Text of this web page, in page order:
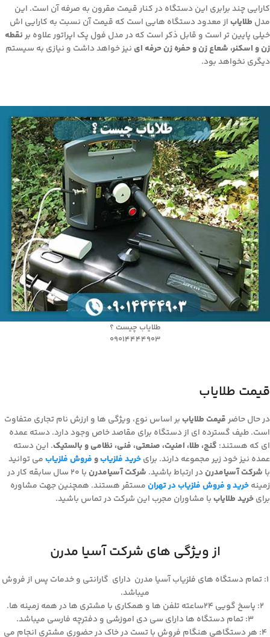
کارایی چند برابری این دستگاه در کنار قیمت مقرون به صرفه آن است. این
مدل طلایاباز معدود دستگاه هایی است که قیمت آن نسبت به کارایی اش
خیلی پایین تر است و قابل ذکر است که در مدل فول پک اپراتور علاوه برنقطه
زن و اسکنر، شعاع زن و حفره زن حرفه اینیز خواهد داشت و نیازی به سیستم
دیگری نخواهد بود.
طلایاب چیست ؟
09014444903
قیمت طلایاب
در حال حاضرقیمت طلایاببر اساس نوع، ویژگی ها و ارزش نام تجاری متفاوت
است. طیف گسترده ای از دستگاه برای مقاصد خاص وجود دارد. دسته عمده
ای که هستند: گنج، طلا، امنیت، صنعتی، فنی، نظامی و بالستیک. این دسته
عمده نیز خود زیر مجموعه دارند. برایخرید فلزیابوفروش فلزیابمی توانید
با شرکت آسیامدرندر ارتباط باشید. شرکت آسیامدرن
با ۲۰ سال سابقه کار در
زمینهخرید و فروش فلزیاب در تهرانمستقر هستند. همچنین جهت مشاوره
برایخرید طلایاببا مشاوران مجرب این شرکت در تماس باشید.
از ویژگی های شرکت آسیا مدرن
۱: تمام دستگاه های فلزیاب آسیا مدرن دارای گارانتی و خدمات پس از فروش
میباشد.
۲: پاسخ گویی ۲۴ساعته تلفن ها و همکاری با مشتری ها در همه زمینه ها.
۳: تمام دستگاه ها دارای سی دی اموزشی و دفترچه فارسی میباشد.
۴: هر دستگاهی هنگام فروش با تست در خاک در حضوری مشتری انجام می